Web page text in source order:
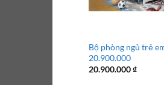
Bộ phòng ngủ trẻ
20.900.000
20.900.000₫